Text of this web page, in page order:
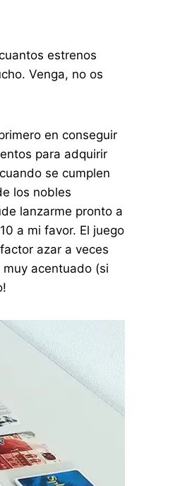
estrenos
Venga, no os
en conseguir
para adquirir
se cumplen
los nobles
lanzarme pronto a
a mi favor. El juego
azar a veces
acentuado (si